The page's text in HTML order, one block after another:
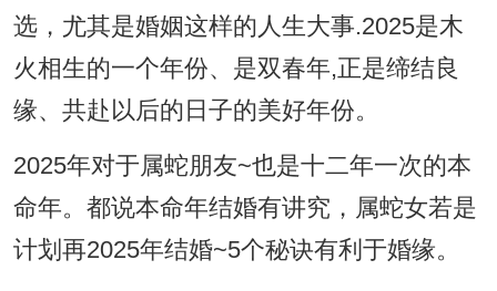
选，尤其是婚姻这样的人生大事.2025是木
火相生的一个年份、是双春年,正是缔结良
缘、共赴以后的日子的美好年份。
2025年对于属蛇朋友~也是十二年一次的本
命年。都说本命年结婚有讲究，属蛇女若是
计划再2025年结婚~5个秘诀有利于婚缘。